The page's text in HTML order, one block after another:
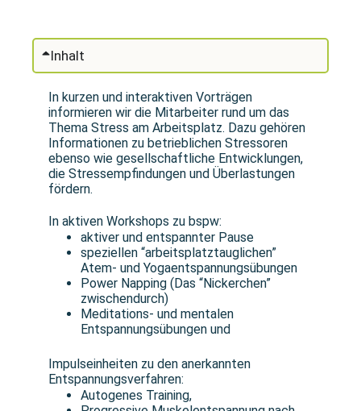
Inhalt
In kurzen und interaktiven Vorträgen
informieren wir die Mitarbeiter rund um das
Thema Stress am Arbeitsplatz. Dazu gehören
Informationen zu betrieblichen Stressoren
ebenso wie gesellschaftliche Entwicklungen,
die Stressempfindungen und Überlastungen
fördern.
In aktiven Workshops zu bspw:
aktiver und entspannter Pause
speziellen “arbeitsplatztauglichen”
Atem- und Yogaentspannungsübungen
Power Napping (Das “Nickerchen”
zwischendurch)
Meditations- und mentalen
Entspannungsübungen und
Impulseinheiten zu den anerkannten
Entspannungsverfahren:
Autogenes Training,